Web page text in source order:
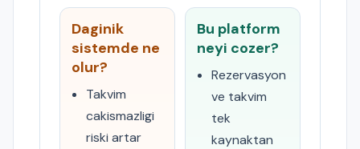
Daginik
sistemde ne
olur?
Takvim
cakismazligi
riski artar
Bu platform
neyi cozer?
Rezervasyon
ve takvim
tek
kaynaktan